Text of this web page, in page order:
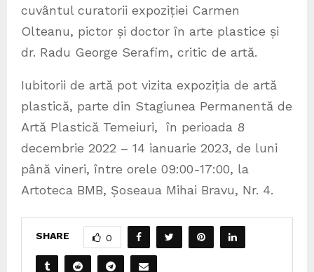
cuvântul curatorii expoziției Carmen
Olteanu, pictor și doctor în arte plastice și
dr. Radu George Serafim, critic de artă.
Iubitorii de artă pot vizita expoziția de artă
plastică, parte din Stagiunea Permanentă de
Artă Plastică Temeiuri, în perioada 8
decembrie 2022 – 14 ianuarie 2023, de luni
până vineri, între orele 09:00-17:00, la
Artoteca BMB, Șoseaua Mihai Bravu, Nr. 4.
SHARE 0